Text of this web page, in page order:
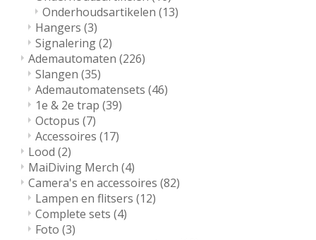
Onderhoudsartikelen (13)
Hangers (3)
Signalering(2)
Ademautomaten (226)
Slangen (35)
Ademautomatensets (46)
1e & 2e trap (39)
Octopus (7)
Accessoires (17)
Lood (2)
MaiDiving Merch (4)
Camera's en accessoires (82)
Lampen en flitsers (12)
Complete sets (4)
Foto (3)